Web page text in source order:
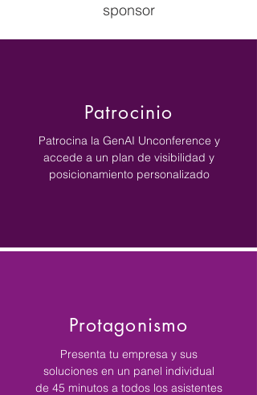
sponsor
Patrocinio
Patrocina la GenAI Unconference y
accede a un plan de visibilidad y
posicionamiento personalizado
Protagonismo
Presenta tu empresa y sus
soluciones en un panel individual
de 45 minutos a todos los asistentes